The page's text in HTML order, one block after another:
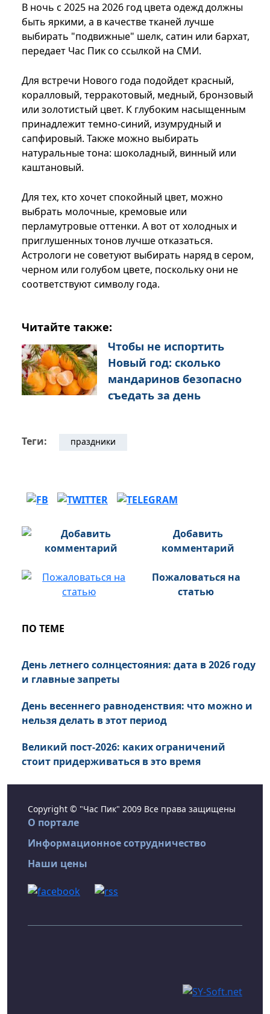
В ночь с 2025 на 2026 год цвета одежд должны
быть яркими, а в качестве тканей лучше
выбирать "подвижные" шелк, сатин или бархат,
передает Час Пик со ссылкой на СМИ.
Для встречи Нового года подойдет красный,
коралловый, терракотовый, медный, бронзовый
или золотистый цвет. К глубоким насыщенным
принадлежит темно-синий, изумрудный и
сапфировый. Также можно выбирать
натуральные тона: шоколадный, винный или
каштановый.
Для тех, кто хочет спокойный цвет, можно
выбрать молочные, кремовые или
перламутровые оттенки. А вот от холодных и
приглушенных тонов лучше отказаться.
Астрологи не советуют выбирать наряд в сером,
черном или голубом цвете, поскольку они не
соответствуют символу года.
Читайте также:
Чтобы не испортить
Новый год: сколько
мандаринов безопасно
съедать за день
Теги: праздники
Добавить
комментарий
Пожаловаться на
статью
ПО ТЕМЕ
День летнего солнцестояния: дата в 2026 году
и главные запреты
День весеннего равноденствия: что можно и
нельзя делать в этот период
Великий пост-2026: каких ограничений
стоит придерживаться в это время
Copyright © "Час Пик" 2009 Все права защищены
О портале
Информационное сотрудничество
Наши цены